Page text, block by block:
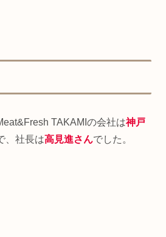
TAKAMIの会社は神戸
、社長は高見進さんでした。